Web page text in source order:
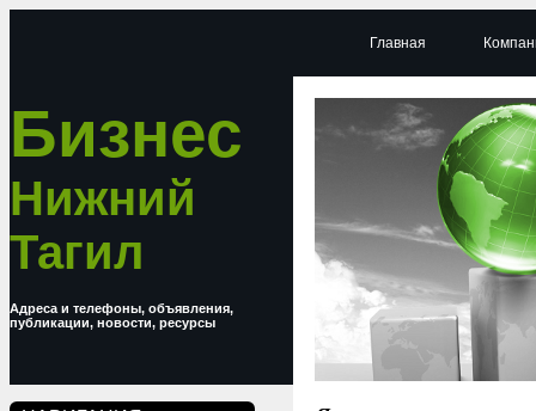
Бизнес
Нижний
Тагил
Адреса и телефоны, объявления,
публикации, новости, ресурсы
Главная